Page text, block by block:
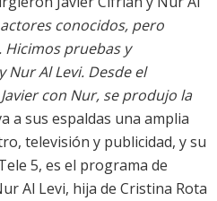
conocidos, pero
pruebas y
Nur Al Levi. Desde el
con Nur, se produjo la
a sus espaldas una amplia
televisión y publicidad, y su
5, es el programa de
Al Levi, hija de Cristina Rota